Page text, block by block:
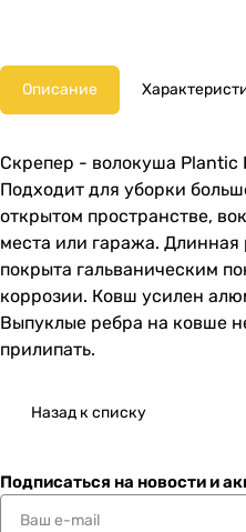
Описание
Скрепер - волокуша Plantic
Подходит для уборки
открытом пространстве,
места или гаража. Длинная
покрыта гальваническим
коррозии. Ковш усилен
Выпуклые ребра на ковше
прилипать.
Назад к списку
Подписаться на новости и